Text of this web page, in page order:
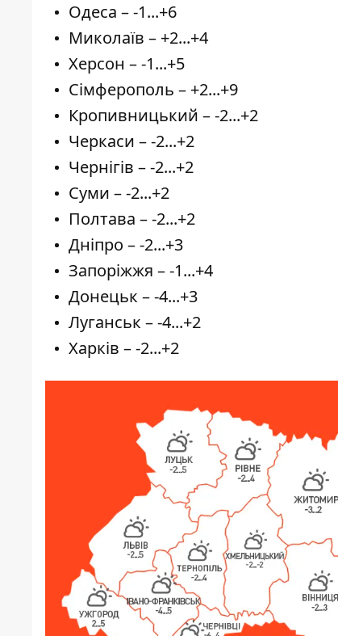
Одеса – -1...+6
Миколаїв – +2...+4
Херсон – -1...+5
Сімферополь – +2...+9
Кропивницький – -2...+2
Черкаси – -2...+2
Чернігів – -2...+2
Суми – -2...+2
Полтава – -2...+2
Дніпро – -2...+3
Запоріжжя – -1...+4
Донецьк – -4...+3
Луганськ – -4...+2
Харків – -2...+2